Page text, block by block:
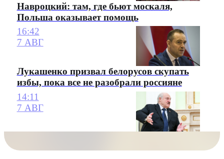
Навроцкий: там, где бьют москаля,
Польша оказывает помощь
16:42
7 АВГ
Лукашенко призвал белорусов скупать
избы, пока все не разобрали россияне
14:11
7 АВГ